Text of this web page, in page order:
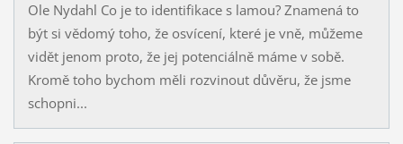
Ole Nydahl Co je to identifikace s lamou? Znamená to
být si vědomý toho, že osvícení, které je vně, můžeme
vidět jenom proto, že jej potenciálně máme v sobě.
Kromě toho bychom měli rozvinout důvěru, že jsme
schopni...